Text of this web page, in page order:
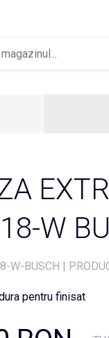
W
W-BUSCH |
pentru finisat